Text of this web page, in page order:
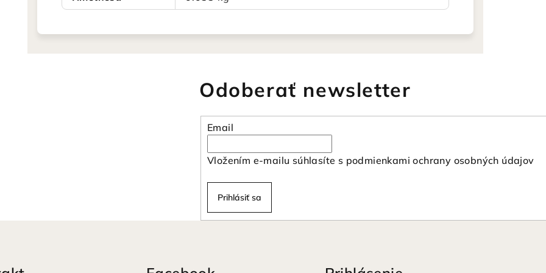
Odoberať newsletter
Email
Vložením e-mailu súhlasíte s podmienkami ochrany osobných údajov
Prihlásiť sa